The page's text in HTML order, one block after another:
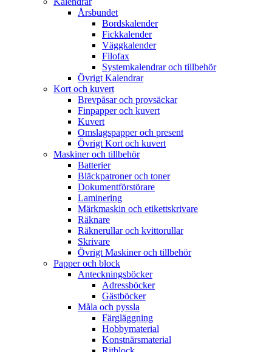
Årsbundet
Bordskalender
Fickkalender
Väggkalender
Filofax
Systemkalendrar och tillbehör
Övrigt Kalendrar
Kort och kuvert
Brevpåsar och provsäckar
Finpapper och kuvert
Kuvert
Omslagspapper och present
Övrigt Kort och kuvert
Maskiner och tillbehör
Batterier
Bläckpatroner och toner
Dokumentförstörare
Laminering
Märkmaskin och etikettskrivare
Räknare
Räknerullar och kvittorullar
Skrivare
Övrigt Maskiner och tillbehör
Papper och block
Anteckningsböcker
Adressböcker
Gästböcker
Måla och pyssla
Färgläggning
Hobbymaterial
Konstnärsmaterial